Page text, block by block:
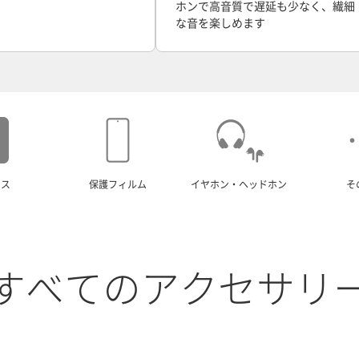
ホンで高音質で遅延も少なく、繊細
な音を楽しめます
保護フィルム イヤホン・ヘッドホン そ
べてのアクセサリ